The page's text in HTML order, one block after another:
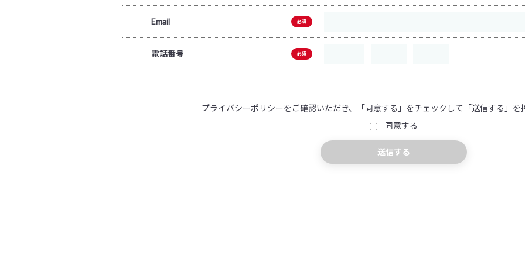
Email 必須
電話番号 必須 - -
プライバシーポリシーをご確認いただき、「同意する」をチェックして「送信する」を
同意する